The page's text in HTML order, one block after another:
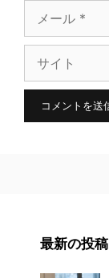
ー
イ
最新の投稿